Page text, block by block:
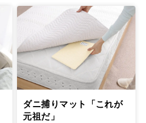
ダニ捕りマット「これが
元祖だ」